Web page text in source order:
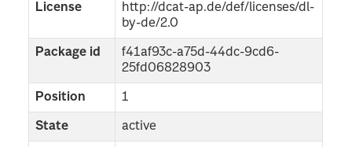
License
http://dcat-ap.de/def/licenses/dl-
by-de/2.0
Package id
f41af93c-a75d-44dc-9cd6-
25fd06828903
Position 1
State active